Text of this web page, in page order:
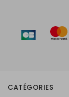
CATÉGORIES